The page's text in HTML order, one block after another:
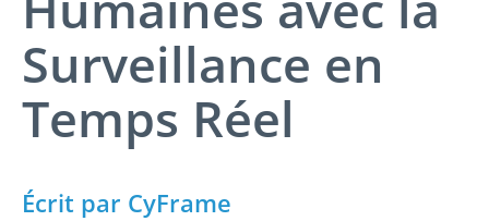
Surveillance en
Temps Réel
Écrit par CyFrame